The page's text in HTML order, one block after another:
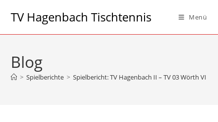
InhaltTV Hagenbach Tischtennis Menü
Blog
> Spielberichte > Spielbericht: TV Hagenbach II – TV 03 Wörth VI